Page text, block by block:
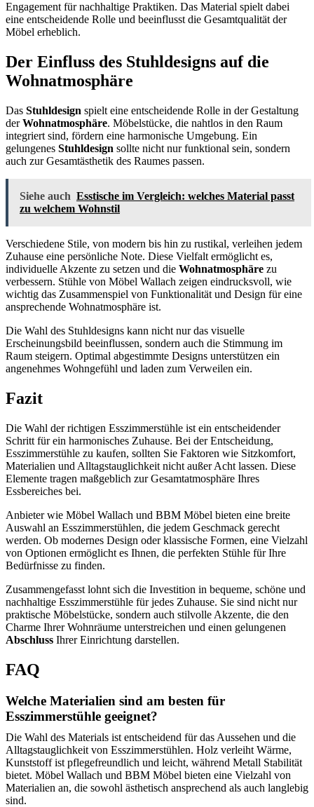
Engagement für nachhaltige Praktiken. Das Material spielt dabei
eine entscheidende Rolle und beeinflusst die Gesamtqualität der
Möbel erheblich.
Der Einfluss des Stuhldesigns auf die
Wohnatmosphäre
Das Stuhldesign spielt eine entscheidende Rolle in der Gestaltung
derWohnatmosphäre. Möbelstücke, die nahtlos in den Raum
integriert sind, fördern eine harmonische Umgebung. Ein
gelungenes Stuhldesign sollte nicht nur funktional sein, sondern
auch zur Gesamtästhetik des Raumes passen.
Siehe auch Esstische im Vergleich: welches Material passt
zu welchem Wohnstil
Verschiedene Stile, von modern bis hin zu rustikal, verleihen jedem
Zuhause eine persönliche Note. Diese Vielfalt ermöglicht es,
individuelle Akzente zu setzen und die Wohnatmosphäre zu
verbessern. Stühle von Möbel Wallach zeigen eindrucksvoll, wie
wichtig das Zusammenspiel von Funktionalität und Design für eine
ansprechende Wohnatmosphäre ist.
Die Wahl des Stuhldesigns kann nicht nur das visuelle
Erscheinungsbild beeinflussen, sondern auch die Stimmung im
Raum steigern. Optimal abgestimmte Designs unterstützen ein
angenehmes Wohngefühl und laden zum Verweilen ein.
Fazit
Die Wahl der richtigen Esszimmerstühle ist ein entscheidender
Schritt für ein harmonisches Zuhause. Bei der Entscheidung,
Esszimmerstühle zu kaufen, sollten Sie Faktoren wie Sitzkomfort,
Materialien und Alltagstauglichkeit nicht außer Acht lassen. Diese
Elemente tragen maßgeblich zur Gesamtatmosphäre Ihres
Essbereiches bei.
Anbieter wie Möbel Wallach und BBM Möbel bieten eine breite
Auswahl an Esszimmerstühlen, die jedem Geschmack gerecht
werden. Ob modernes Design oder klassische Formen, eine Vielzahl
von Optionen ermöglicht es Ihnen, die perfekten Stühle für Ihre
Bedürfnisse zu finden.
Zusammengefasst lohnt sich die Investition in bequeme, schöne und
nachhaltige Esszimmerstühle für jedes Zuhause. Sie sind nicht nur
praktische Möbelstücke, sondern auch stilvolle Akzente, die den
Charme Ihrer Wohnräume unterstreichen und einen gelungenen
Abschluss Ihrer Einrichtung darstellen.
FAQ
Welche Materialien sind am besten für
Esszimmerstühle geeignet?
Die Wahl des Materials ist entscheidend für das Aussehen und die
Alltagstauglichkeit von Esszimmerstühlen. Holz verleiht Wärme,
Kunststoff ist pflegefreundlich und leicht, während Metall Stabilität
bietet. Möbel Wallach und BBM Möbel bieten eine Vielzahl von
Materialien an, die sowohl ästhetisch ansprechend als auch langlebig
sind.